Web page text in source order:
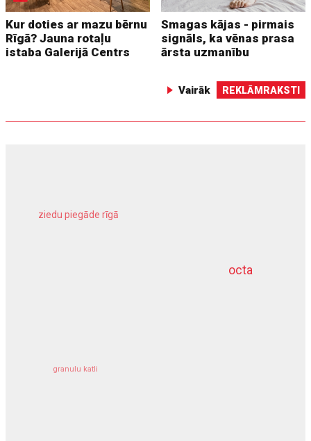
Kur doties ar mazu bērnu
Rīgā? Jauna rotaļu
istaba Galerijā Centrs
Smagas kājas - pirmais
signāls, ka vēnas prasa
ārsta uzmanību
Vairāk REKLĀMRAKSTI
octa
ziedu piegāde rīgā
granulu katli
dziļurbums